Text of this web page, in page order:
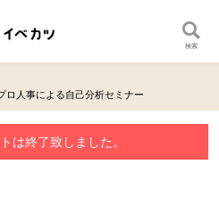
検索
ロ人事による自己分析セミナー
は終了致しました。